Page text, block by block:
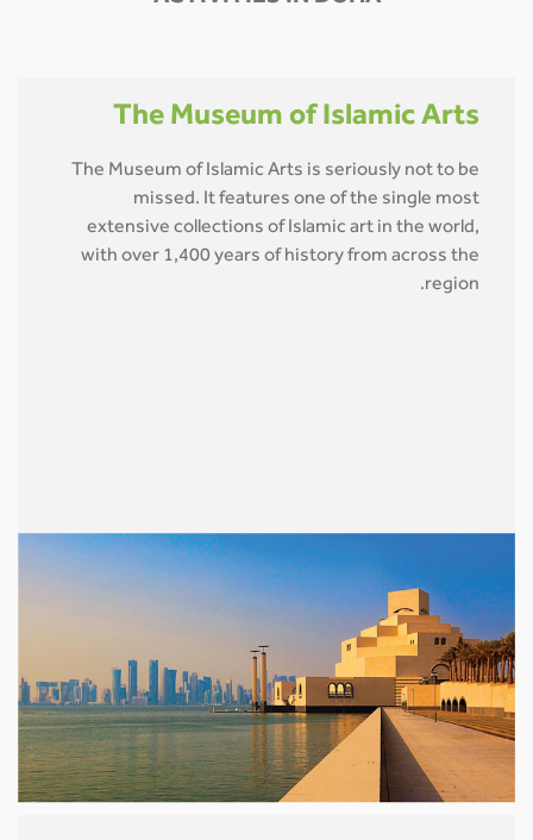
The Museum of Islamic Arts
The Museum of Islamic Arts is seriously not to be
missed. It features one of the single most
extensive collections of Islamic art in the world,
with over 1,400 years of history from across the
region.